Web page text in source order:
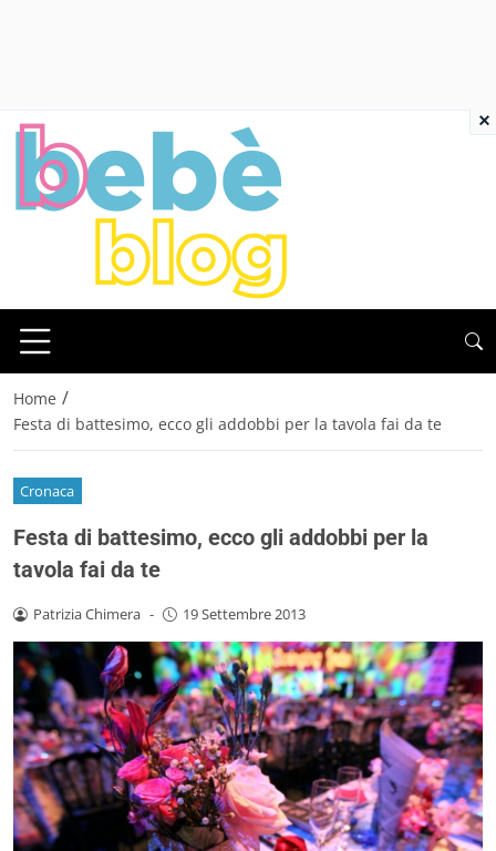
Home /
Festa di battesimo, ecco gli addobbi per la tavola fai da te
Cronaca
Festa di battesimo, ecco gli addobbi per la
tavola fai da te
Patrizia Chimera - 19 Settembre 2013
×